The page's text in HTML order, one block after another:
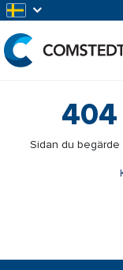
404
Sidan du